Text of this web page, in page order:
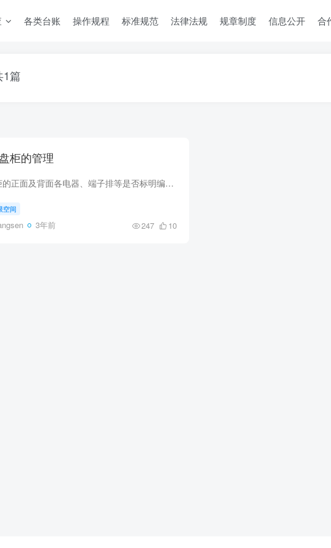
各类台账 操作规程 标准规范 法律法规 规章制度 信息公开 合
1篇
柜的管理
盘、柜的正面及背面各电器、端子排等是否标明编号、名称、用途及操作位置，且字迹是否清晰、工整，不易脱色。盘、柜内带电母线是否有防止触及的隔离防护装置。装有电器的可开启的门是否采用截面...
空间
3年前 247 10